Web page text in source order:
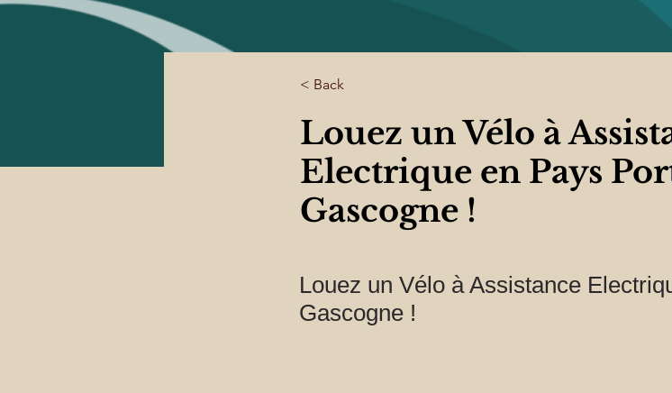
< Back
Louez un Vélo à
Electrique en Pays
Gascogne !
Louez un Vélo à Assistance
Gascogne !